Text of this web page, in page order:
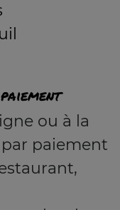
ou à la
par paiement